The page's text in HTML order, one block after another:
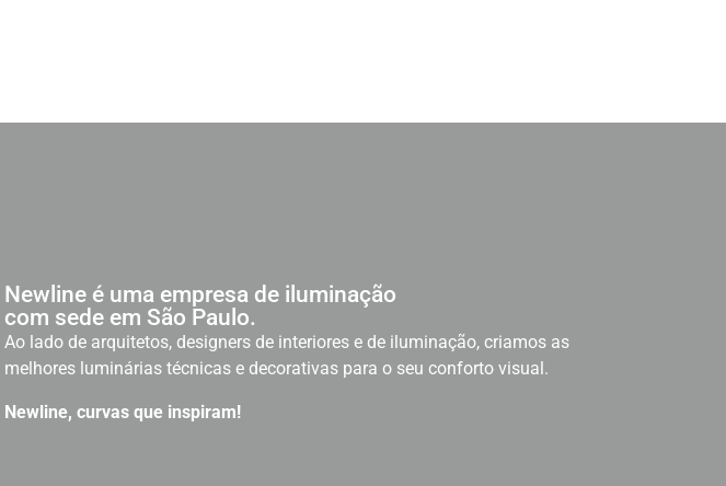
Newline é uma empresa de iluminação
com sede em São Paulo.
Ao lado de arquitetos, designers de interiores e de iluminação, criamos as
melhores luminárias técnicas e decorativas para o seu conforto visual.
Newline, curvas que inspiram!